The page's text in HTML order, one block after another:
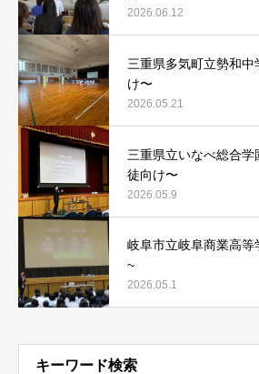
2026.06.12
三重県多気町立勢和中
け〜
2026.05.21
三重県立いなべ総合
徒向け〜
2026.05.9
岐阜市立岐阜商業高等
~
2026.05.1
キーワード検索